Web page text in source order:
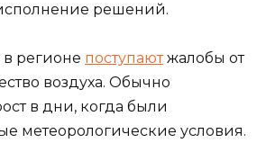
решений.
регионе поступаютжалобы от
воздуха. Обычно
в дни, когда были
метеорологические условия.